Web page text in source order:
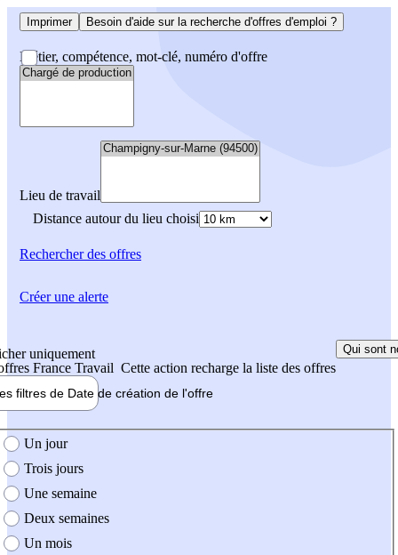
Imprimer Besoin d'aide sur la recherche d'offres d'emploi ?
Métier, compétence, mot-clé, numéro d'offre
Lieu de travail
Distance autour du lieu choisi
Rechercherdes offres
uniquement
France Travail Cette action recharge la liste des offres
Qui sont
filtres de Date de création de l'offre
création de l'offre
Un jour
Trois jours
Une semaine
Deux semaines
Un mois
Créer une alerte